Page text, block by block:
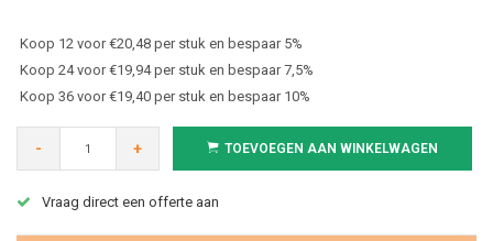
Koop 12 voor €20,48 per stuk en bespaar 5%
Koop 24 voor €19,94 per stuk en bespaar 7,5%
Koop 36 voor €19,40 per stuk en bespaar 10%
- + TOEVOEGEN AAN WINKELWAGEN
Vraag direct een offerte aan